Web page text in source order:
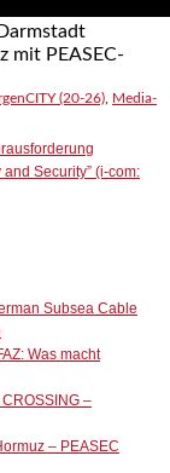
mit PEASEC-
(20-26) Media-
Security” (i-com:
Subsea Cable
Was macht
–
– PEASEC